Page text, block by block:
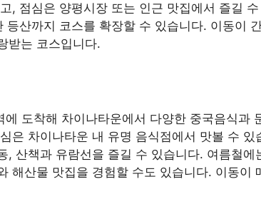
, 점심은 양평시장 또는 인근 맛집에서 즐길
등산까지 코스를 확장할 수 있습니다. 이동이
받는 코스입니다.
에 도착해 차이나타운에서 다양한 중국음식과
은 차이나타운 내 유명 음식점에서 맛볼 수
, 산책과 유람선을 즐길 수 있습니다. 여름철
해산물 맛집을 경험할 수도 있습니다. 이동이